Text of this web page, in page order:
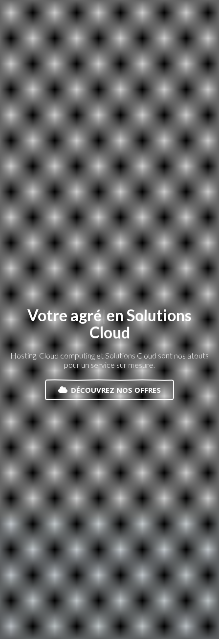
Votreagrégateur|en
Solutions Cloud
Hosting, Cloud computing et Solutions Cloud sont nos atouts
pour un service sur mesure.
DÉCOUVREZ NOS OFFRES